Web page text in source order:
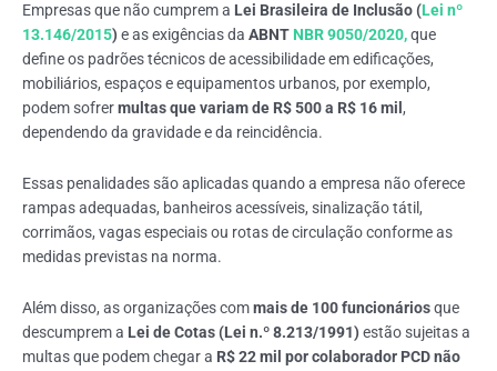
Empresas que não cumprem a Lei Brasileira de Inclusão (Lei nº
13.146/2015)e as exigências da ABNT NBR 9050/2020,que
define os padrões técnicos de acessibilidade em edificações,
mobiliários, espaços e equipamentos urbanos, por exemplo,
podem sofrermultas que variam de R$ 500 a R$ 16 mil ,
dependendo da gravidade e da reincidência.
Essas penalidades são aplicadas quando a empresa não oferece
rampas adequadas, banheiros acessíveis, sinalização tátil,
corrimãos, vagas especiais ou rotas de circulação conforme as
medidas previstas na norma.
Além disso, as organizações commais de 100 funcionáriosque
descumprem a Lei de Cotas (Lei n.º 8.213/1991)estão sujeitas a
multas que podem chegar a R$ 22 mil por colaborador PCD não